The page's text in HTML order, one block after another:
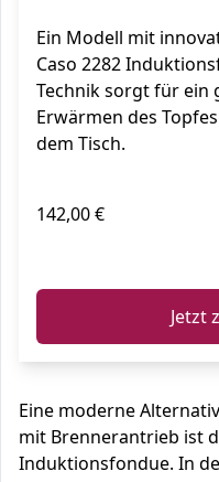
Ein Modell mit
Caso 2282
Technik sorgt für ein
Erwärmen des
dem Tisch.
142,00 €
Jetzt
Eine moderne
mit Brennerantrieb ist
Induktionsfondue. In